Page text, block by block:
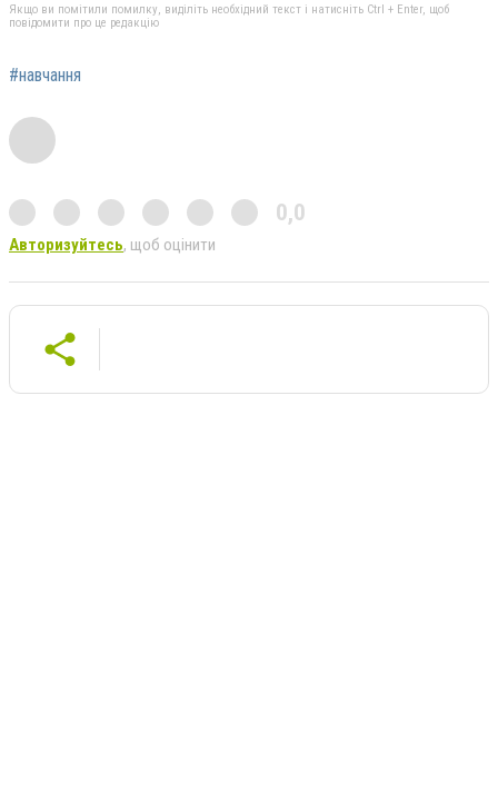
Якщо ви помітили помилку, виділіть необхідний текст і натисніть Ctrl + Enter, щоб
повідомити про це редакцію
#навчання
0,0
Авторизуйтесь, щоб оцінити